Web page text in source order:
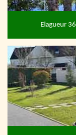
Elagueur 36